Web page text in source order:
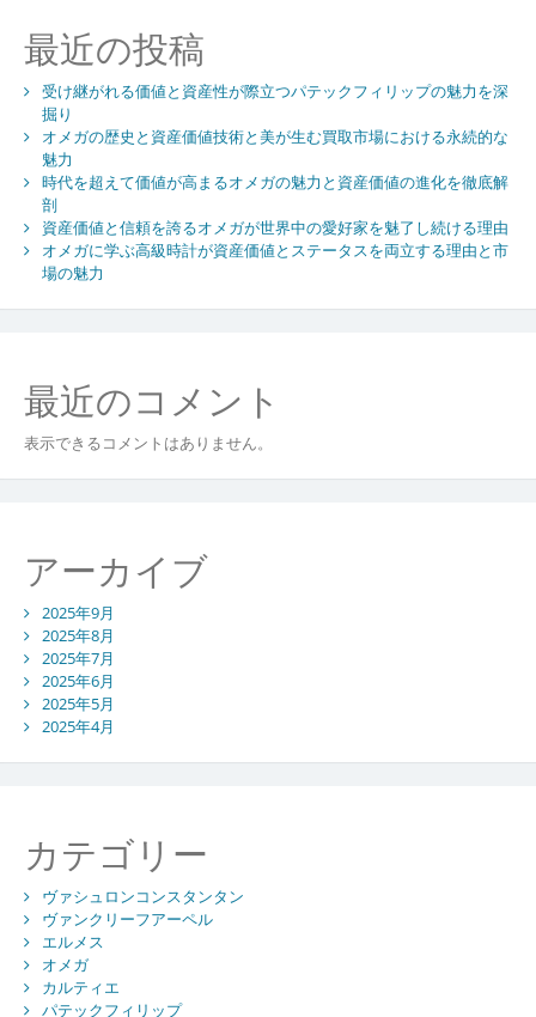
ョ
ン
最近の投稿
受け継がれる価値と資産性が際立つパテックフィリップの魅力を深
掘り
オメガの歴史と資産価値技術と美が生む買取市場における永続的な
魅力
時代を超えて価値が高まるオメガの魅力と資産価値の進化を徹底解
剖
資産価値と信頼を誇るオメガが世界中の愛好家を魅了し続ける理由
オメガに学ぶ高級時計が資産価値とステータスを両立する理由と市
場の魅力
最近のコメント
表示できるコメントはありません。
アーカイブ
2025年9月
2025年8月
2025年7月
2025年6月
2025年5月
2025年4月
カテゴリー
ヴァシュロンコンスタンタン
ヴァンクリーフアーペル
エルメス
オメガ
カルティエ
パテックフィリップ